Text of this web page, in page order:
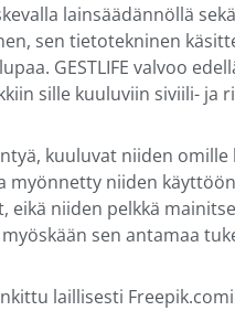
lainsäädännöllä
sen tietotekninen
GESTLIFE valvoo
sille kuuluviin siviili- ja
kuuluvat niiden
myönnetty niiden
eikä niiden pelkkä
sen antamaa
laillisesti